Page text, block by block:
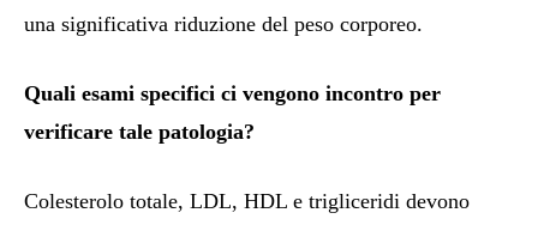
una significativa riduzione del peso corporeo.
Quali esami specifici ci vengono incontro per
verificare tale patologia?
Colesterolo totale, LDL, HDL e trigliceridi devono